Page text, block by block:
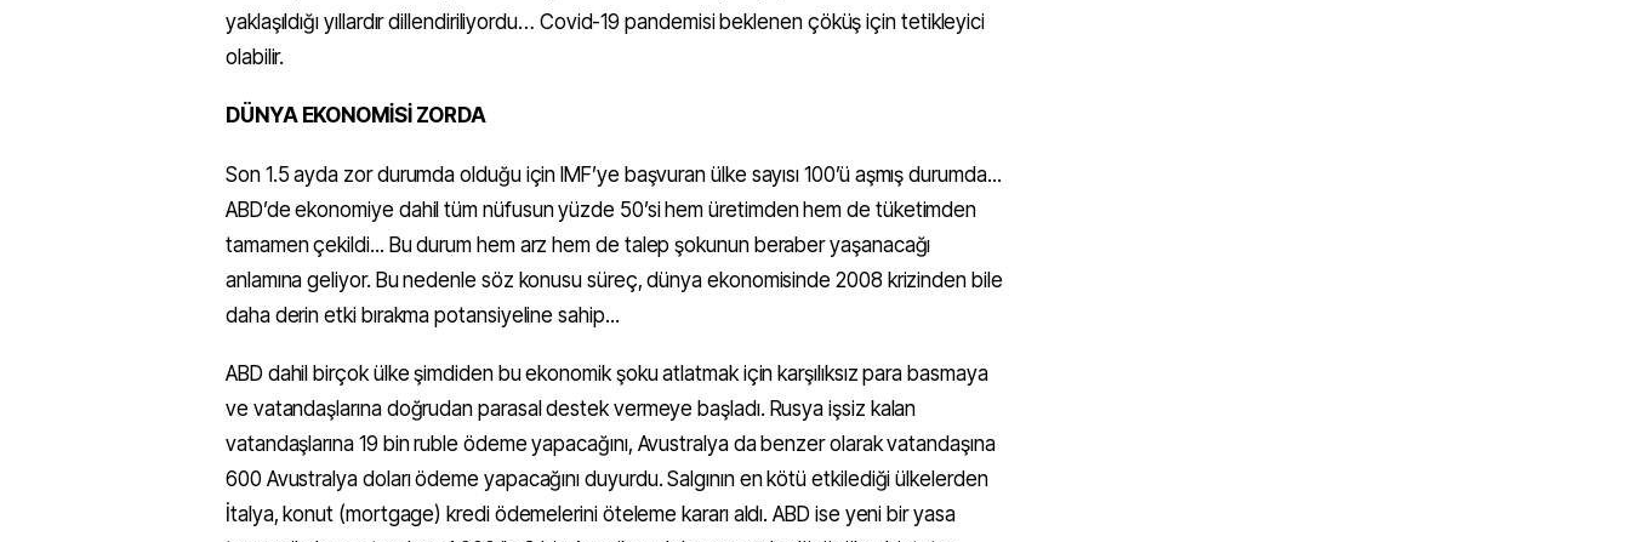
yaklaşıldığı yıllardır dillendiriliyordu… Covid-19 pandemisi beklenen çöküş için tetikleyici
olabilir.
DÜNYA EKONOMİSİ ZORDA
Son 1.5 ayda zor durumda olduğu için IMF’ye başvuran ülke sayısı 100’ü aşmış durumda...
ABD’de ekonomiye dahil tüm nüfusun yüzde 50’si hem üretimden hem de tüketimden
tamamen çekildi... Bu durum hem arz hem de talep şokunun beraber yaşanacağı
anlamına geliyor. Bu nedenle söz konusu süreç, dünya ekonomisinde 2008 krizinden bile
daha derin etki bırakma potansiyeline sahip...
ABD dahil birçok ülke şimdiden bu ekonomik şoku atlatmak için karşılıksız para basmaya
ve vatandaşlarına doğrudan parasal destek vermeye başladı. Rusya işsiz kalan
vatandaşlarına 19 bin ruble ödeme yapacağını, Avustralya da benzer olarak vatandaşına
600 Avustralya doları ödeme yapacağını duyurdu. Salgının en kötü etkilediği ülkelerden
İtalya, konut (mortgage) kredi ödemelerini öteleme kararı aldı. ABD ise yeni bir yasa